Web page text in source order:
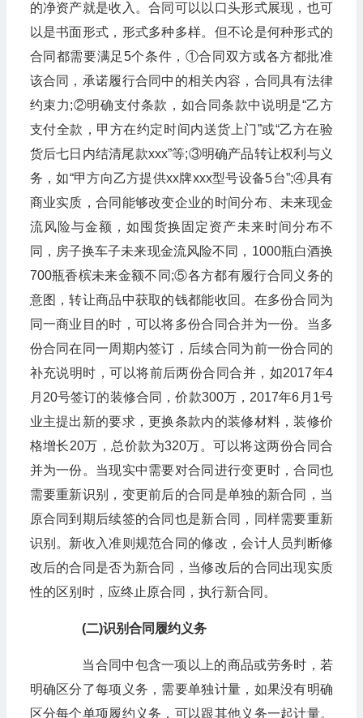
的净资产就是收入。合同可以以口头形式展现，也可
以是书面形式，形式多种多样。但不论是何种形式的
合同都需要满足5个条件，①合同双方或各方都批准
该合同，承诺履行合同中的相关内容，合同具有法律
约束力;②明确支付条款，如合同条款中说明是“乙方
支付全款，甲方在约定时间内送货上门”或“乙方在验
货后七日内结清尾款xxx”等;③明确产品转让权利与义
务，如“甲方向乙方提供xx牌xxx型号设备5台”;④具有
商业实质，合同能够改变企业的时间分布、未来现金
流风险与金额，如囤货换固定资产未来时间分布不
同，房子换车子未来现金流风险不同，1000瓶白酒换
700瓶香槟未来金额不同;⑤各方都有履行合同义务的
意图，转让商品中获取的钱都能收回。在多份合同为
同一商业目的时，可以将多份合同合并为一份。当多
份合同在同一周期内签订，后续合同为前一份合同的
补充说明时，可以将前后两份合同合并，如2017年4
月20号签订的装修合同，价款300万，2017年6月1号
业主提出新的要求，更换条款内的装修材料，装修价
格增长20万，总价款为320万。可以将这两份合同合
并为一份。当现实中需要对合同进行变更时，合同也
需要重新识别，变更前后的合同是单独的新合同，当
原合同到期后续签的合同也是新合同，同样需要重新
识别。新收入准则规范合同的修改，会计人员判断修
改后的合同是否为新合同，当修改后的合同出现实质
性的区别时，应终止原合同，执行新合同。
(二)识别合同履约义务
当合同中包含一项以上的商品或劳务时，若
明确区分了每项义务，需要单独计量，如果没有明确
区分每个单项履约义务，可以跟其他义务一起计量。